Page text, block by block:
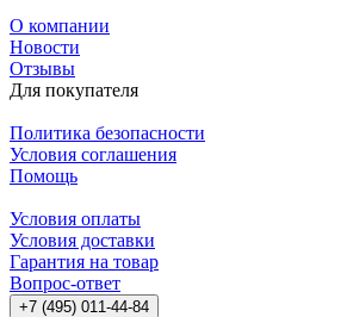
О компании
Новости
Отзывы
Для покупателя
Политика безопасности
Условия соглашения
Помощь
Условия оплаты
Условия доставки
Гарантия на товар
Вопрос-ответ
+7 (495) 011-44-84